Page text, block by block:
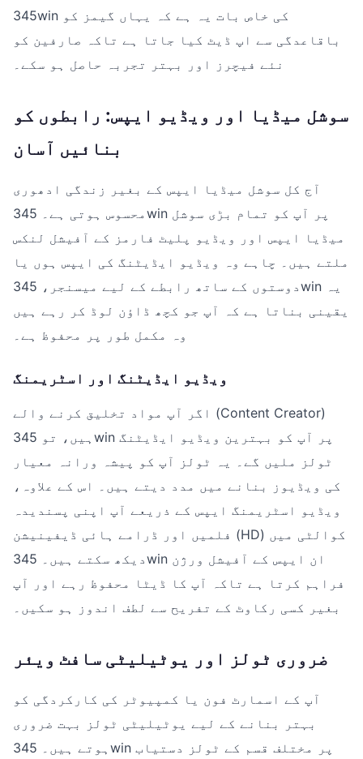
345win کی خاص بات یہ ہے کہ یہاں گیمز کو
باقاعدگی سے اپ ڈیٹ کیا جاتا ہے تاکہ صارفین کو
نئے فیچرز اور بہتر تجربہ حاصل ہو سکے۔
سوشل میڈیا اور ویڈیو ایپس: رابطوں کو
بنائیں آسان
آج کل سوشل میڈیا ایپس کے بغیر زندگی ادھوری
محسوس ہوتی ہے۔ 345win پر آپ کو تمام بڑی سوشل
میڈیا ایپس اور ویڈیو پلیٹ فارمز کے آفیشل لنکس
ملتے ہیں۔ چاہے وہ ویڈیو ایڈیٹنگ کی ایپس ہوں یا
دوستوں کے ساتھ رابطے کے لیے میسنجر، 345win یہ
یقینی بناتا ہے کہ آپ جو کچھ ڈاؤن لوڈ کر رہے ہیں
وہ مکمل طور پر محفوظ ہے۔
ویڈیو ایڈیٹنگ اور اسٹریمنگ
اگر آپ مواد تخلیق کرنے والے (Content Creator)
ہیں، تو 345win پر آپ کو بہترین ویڈیو ایڈیٹنگ
ٹولز ملیں گے۔ یہ ٹولز آپ کو پیشہ ورانہ معیار
کی ویڈیوز بنانے میں مدد دیتے ہیں۔ اس کے علاوہ،
ویڈیو اسٹریمنگ ایپس کے ذریعے آپ اپنی پسندیدہ
فلمیں اور ڈرامے ہائی ڈیفینیشن (HD) کوالٹی میں
دیکھ سکتے ہیں۔ 345win ان ایپس کے آفیشل ورژن
فراہم کرتا ہے تاکہ آپ کا ڈیٹا محفوظ رہے اور آپ
بغیر کسی رکاوٹ کے تفریح سے لطف اندوز ہو سکیں۔
ضروری ٹولز اور یوٹیلیٹی سافٹ ویئر
آپ کے اسمارٹ فون یا کمپیوٹر کی کارکردگی کو
بہتر بنانے کے لیے یوٹیلیٹی ٹولز بہت ضروری
ہوتے ہیں۔ 345win پر مختلف قسم کے ٹولز دستیاب